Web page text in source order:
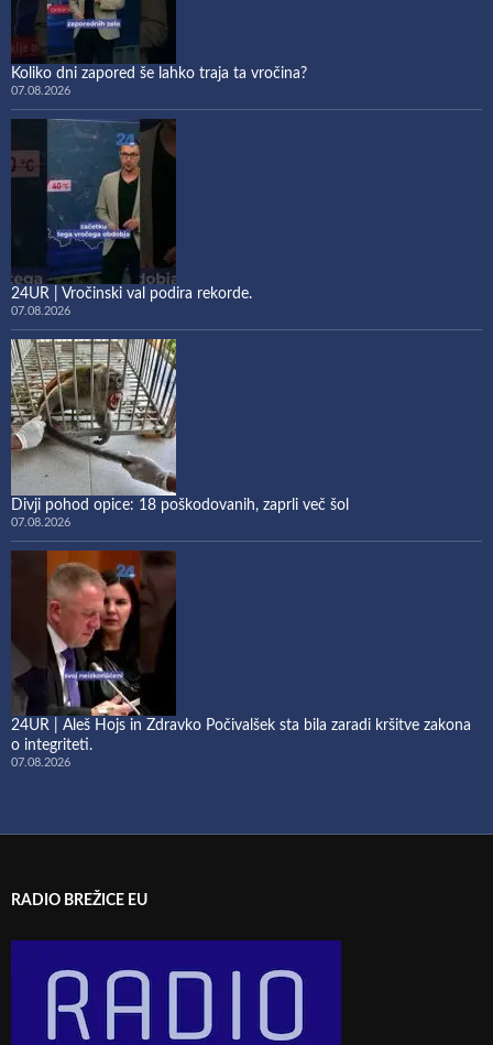
Koliko dni zapored še lahko traja ta vročina?
07.08.2026
24UR | Vročinski val podira rekorde.
07.08.2026
Divji pohod opice: 18 poškodovanih, zaprli več šol
07.08.2026
24UR | Aleš Hojs in Zdravko Počivalšek sta bila zaradi kršitve zakona
o integriteti.
07.08.2026
RADIO BREŽICE EU